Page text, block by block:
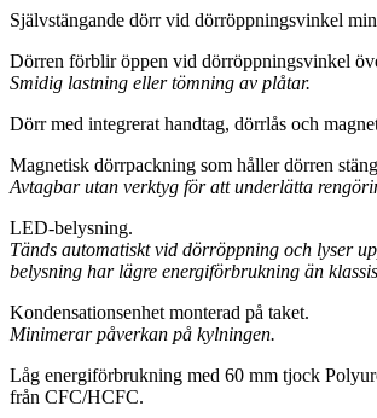
Självstängande dörr vid dörröppningsvinkel
Dörren förblir öppen vid dörröppningsvinkel
Smidig lastning eller tömning av plåtar.
Dörr med integrerat handtag, dörrlås och
Magnetisk dörrpackning som håller dörren
Avtagbar utan verktyg för att underlätta
LED-belysning.
Tänds automatiskt vid dörröppning och lyser
belysning har lägre energiförbrukning än
Kondensationsenhet monterad på taket.
Minimerar påverkan på kylningen.
Låg energiförbrukning med 60 mm tjock
från CFC/HCFC.